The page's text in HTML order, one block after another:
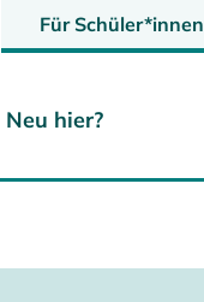
Für Schüler*innen
Neu hier?